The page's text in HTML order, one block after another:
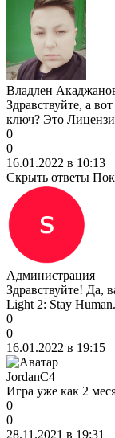
Владлен
Здравствуйте, а
ключ? Это
0
0
16.01.2022 в 10:13
Скрыть ответы
Администрация
Здравствуйте! Да,
Light 2: Stay Human.
0
0
16.01.2022 в 19:15
JordanC4
Игра уже как 2
0
0
28.11.2021 в 19:31